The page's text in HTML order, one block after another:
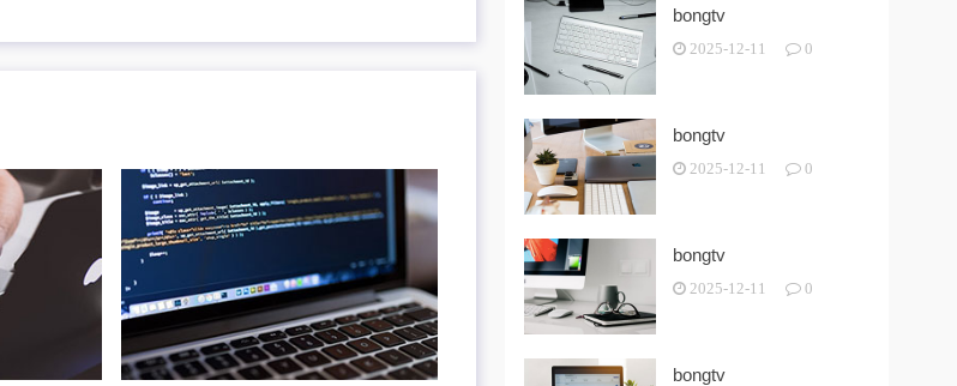
bongtv
2025-12-11 0
bongtv
2025-12-11 0
bongtv
2025-12-11 0
bongtv